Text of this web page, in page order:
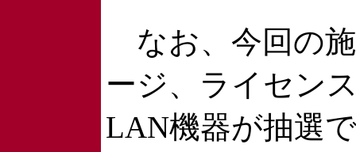
なお、今回の施
ージ、ライセン
LAN機器が抽選